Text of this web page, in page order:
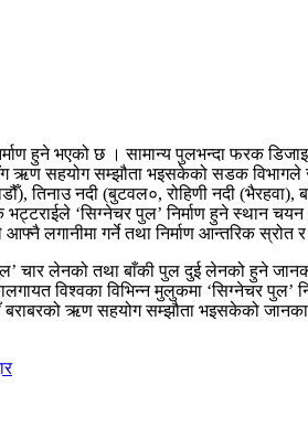
हुने भएको छ । सामान्य पुलभन्दा फरक
ऋण सहयोग सम्झौता भइसकेको सडक विभागले
तिनाउ नदी (बुटवल०, रोहिणी नदी (भैरहवा),
‘सिग्नेचर पुल’ निर्माण हुने स्थान
लगानीमा गर्ने तथा निर्माण आन्तरिक स्रोत
पुल’ चार लेनको तथा बाँकी पुल दुई लेनको हुने
विश्वका विभिन्न मुलुकमा ‘सिग्नेचर
बराबरको ऋण सहयोग सम्झौता भइसकेको